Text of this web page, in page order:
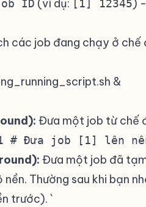
ID (ví dụ: [1] 12345)
các job đang chạy ở chế
&
Đưa một job từ chế
# Đưa job [1] lên
Đưa một job đã
Thường sau khi bạn
trước). `